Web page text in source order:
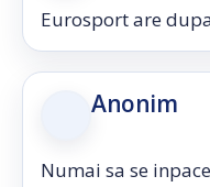
Eurosport are
Anonim
Numai sa se